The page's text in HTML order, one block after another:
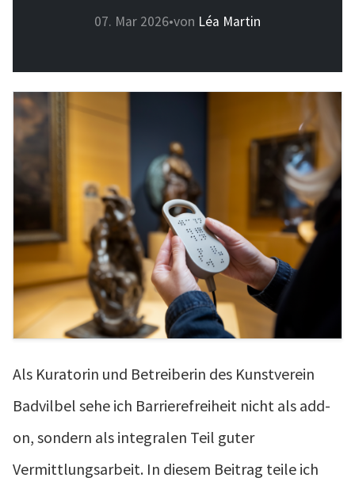
07. Mar 2026•von Léa Martin
Als Kuratorin und Betreiberin des Kunstverein
Badvilbel sehe ich Barrierefreiheit nicht als add-
on, sondern als integralen Teil guter
Vermittlungsarbeit. In diesem Beitrag teile ich